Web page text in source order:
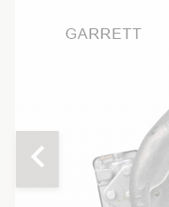
chevron_left